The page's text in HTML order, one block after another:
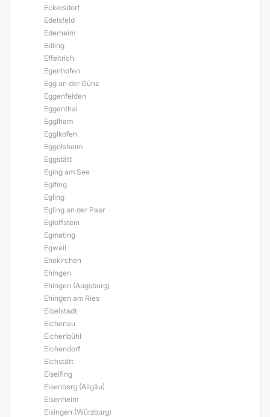
Eckersdorf
Edelsfeld
Ederheim
Edling
Effeltrich
Egenhofen
Egg an der Günz
Eggenfelden
Eggenthal
Egglham
Egglkofen
Eggolsheim
Eggstätt
Eging am See
Eglfing
Egling
Egling an der Paar
Egloffstein
Egmating
Egweil
Ehekirchen
Ehingen
Ehingen (Augsburg)
Ehingen am Ries
Eibelstadt
Eichenau
Eichenbühl
Eichendorf
Eichstätt
Eiselfing
Eisenberg (Allgäu)
Eisenheim
Eisingen (Würzburg)